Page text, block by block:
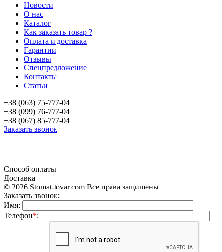
Новости
О нас
Каталог
Как заказать товар ?
Оплата и доставка
Гарантии
Отзывы
Спецпредложение
Контакты
Статьи
+38 (063) 75-777-04
+38 (099) 76-777-04
+38 (067) 85-777-04
Заказать звонок
Способ оплаты
Доставка
© 2026 Stomat-tovar.com Все права защишены
Заказать звонок:
Имя:
Телефон*: